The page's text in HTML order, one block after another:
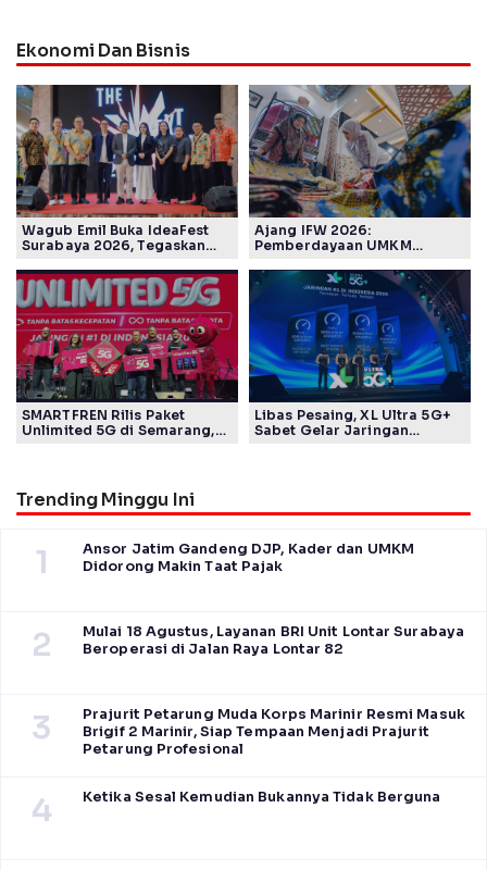
Ekonomi Dan Bisnis
Wagub Emil Buka IdeaFest
Surabaya 2026, Tegaskan
Timur
Ajang IFW 2026:
Pemberdayaan UMKM
Kelompok Disabilitas dan
Keberlanjutan
SMARTFREN Rilis Paket
Unlimited 5G di Semarang,
Libas Pesaing, XL Ultra 5G+
Sabet Gelar Jaringan
Trending Minggu Ini
1
Ansor Jatim Gandeng DJP, Kader dan UMKM
Didorong Makin Taat Pajak
2
Mulai 18 Agustus, Layanan BRI Unit Lontar Surabaya
Beroperasi di Jalan Raya Lontar 82
3
Prajurit Petarung Muda Korps Marinir Resmi Masuk
Brigif 2 Marinir, Siap Tempaan Menjadi Prajurit
Petarung Profesional
4 Ketika Sesal Kemudian Bukannya Tidak Berguna